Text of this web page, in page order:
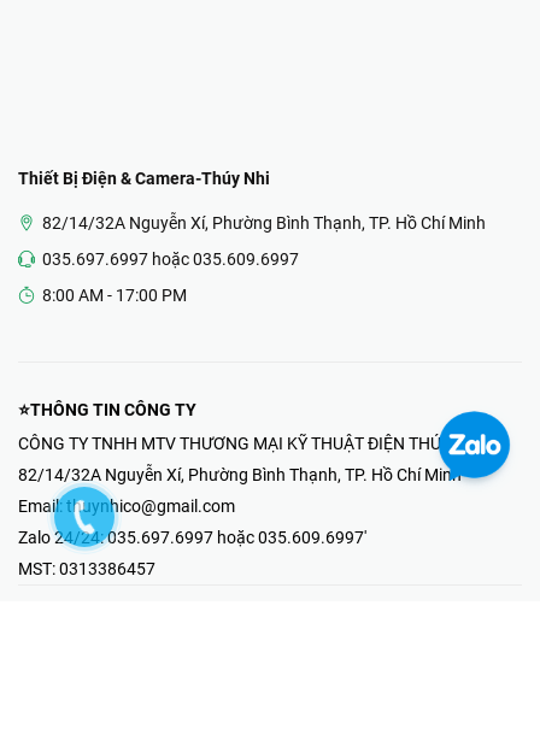
Thiết Bị Điện & Camera-Thúy Nhi
82/14/32A Nguyễn Xí, Phường Bình Thạnh, TP. Hồ Chí Minh
035.697.6997 hoặc 035.609.6997
8:00 AM - 17:00 PM
⭐THÔNG TIN CÔNG TY
CÔNG TY TNHH MTV THƯƠNG MẠI KỸ THUẬT ĐIỆN THÚY NHI
82/14/32A Nguyễn Xí, Phường Bình Thạnh, TP. Hồ Chí Minh
Email: thuynhico@gmail.com
Zalo 24/24:035.697.6997 hoặc 035.609.6997'
MST:0313386457